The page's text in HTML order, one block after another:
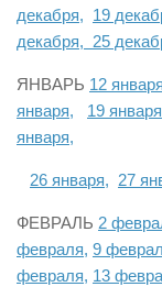
декабря, 19
декабря, 25
ЯНВАРЬ 12
января,
19
января,
26 января, 27
ФЕВРАЛЬ 2
февраля, 9
февраля, 13